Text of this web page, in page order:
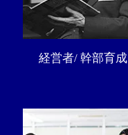
経営者/ 幹部育成